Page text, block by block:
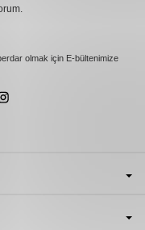
olmak için E-bültenimize